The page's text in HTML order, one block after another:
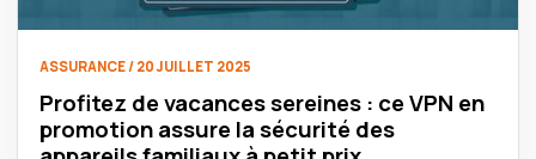
ASSURANCE / 20 JUILLET 2025
Profitez de vacances sereines : ce VPN en
promotion assure la sécurité des